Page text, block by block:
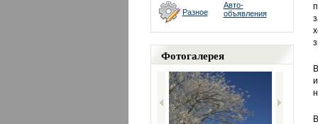
Разное
Авто-
объявления
Фотогалерея